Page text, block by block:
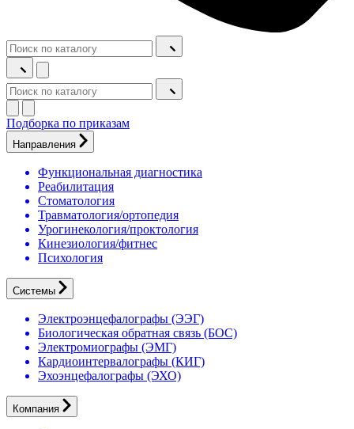
Подборка по приказам
Направления
Функциональная диагностика
Реабилитация
Стоматология
Травматология/ортопедия
Урогинекология/проктология
Кинезиология/фитнес
Психология
Системы
Электроэнцефалографы (ЭЭГ)
Биологическая обратная связь (БОС)
Электромиографы (ЭМГ)
Кардиоинтервалографы (КИГ)
Эхоэнцефалографы (ЭХО)
Компания